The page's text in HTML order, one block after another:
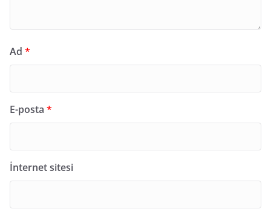
Ad *
E-posta *
İnternet sitesi